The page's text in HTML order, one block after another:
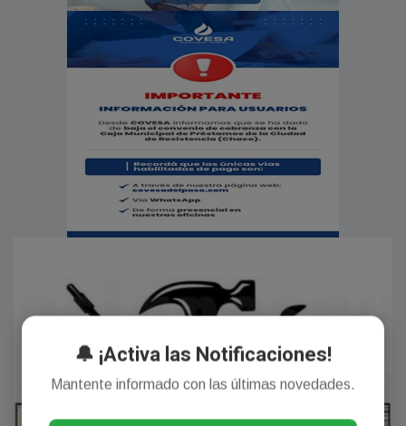
🔔 ¡Activa las Notificaciones!
Mantente informado con las últimas novedades.